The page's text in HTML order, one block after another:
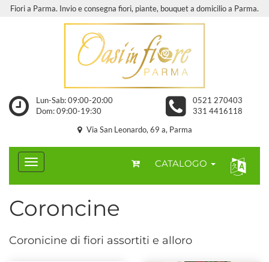
Fiori a Parma. Invio e consegna fiori, piante, bouquet a domicilio a Parma.
Lun-Sab: 09:00-20:00
Dom: 09:00-19:30
0521 270403
331 4416118
Via San Leonardo, 69 a, Parma
CATALOGO
Coroncine
Coronicine di fiori assortiti e alloro